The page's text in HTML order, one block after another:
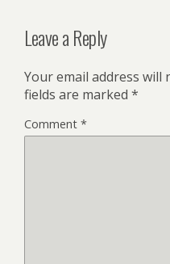
Leave a Reply
Your email address will
fields are marked *
Comment *